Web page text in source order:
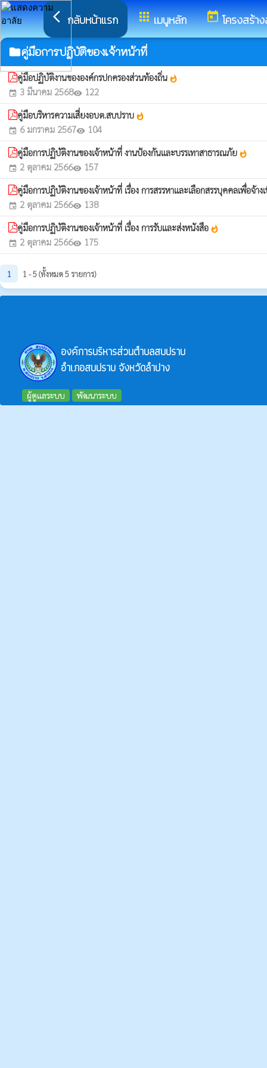
arrow_back_ios กลับหน้าแรก appsเมนูหลัก todayโครงสร้า
folderคู่มือการปฏิบัติของเจ้าหน้าที่
คู่มือปฏิบัติงานขององค์กรปกครองส่วนท้องถิ่น whatshot
event 3 มีนาคม 2568visibility 122
คู่มือบริหารความเสี่ยงอบต.สบปราบ whatshot
event 6 มกราคม 2567visibility 104
คู่มือการปฏิบัติงานของเจ้าหน้าที่ งานป้องกันและบรรเทาสาธารณภัย whatshot
event 2 ตุลาคม 2566visibility 157
คู่มือการปฏิบัติงานของเจ้าหน้าที่ เรื่อง การสรรหาและเลือกสรรบุคคลเพื่อจ้า
event 2 ตุลาคม 2566visibility 138
คู่มือการปฏิบัติงานของเจ้าหน้าที่ เรื่อง การรับและส่งหนังสือ whatshot
event 2 ตุลาคม 2566visibility 175
1 1 - 5 (ทั้งหมด 5 รายการ)
องค์การบริหารส่วนตำบลสบปราบ
อำเภอสบปราบ จังหวัดลำปาง
ผู้ดูแลระบบ พัฒนาระบบ